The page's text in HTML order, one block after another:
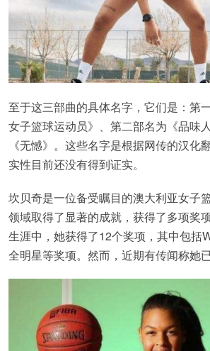
至于这三部曲的具体名字，它们是：第
女子篮球运动员》、第二部名为《品味
《无憾》。这些名字是根据网传的汉化
实性目前还没有得到证实。
坎贝奇是一位备受瞩目的澳大利亚女子
领域取得了显著的成就，获得了多项奖
生涯中，她获得了12个奖项，其中包括
全明星等奖项。然而，近期有传闻称她